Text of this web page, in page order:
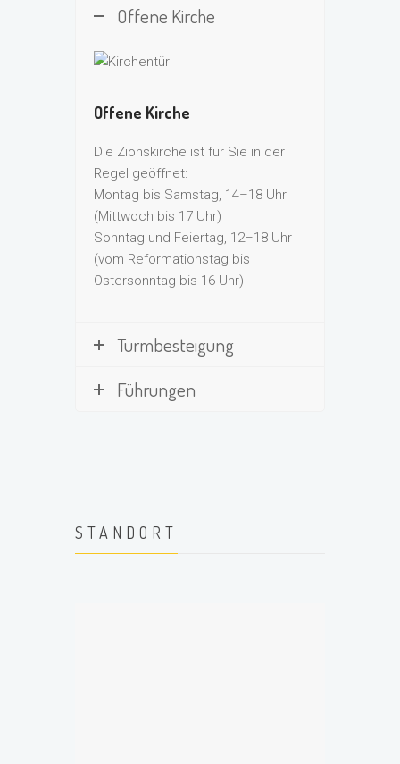
Offene Kirche
Offene Kirche
Die Zionskirche ist für Sie in der
Regel geöffnet:
Montag bis Samstag, 14–18 Uhr
(Mittwoch bis 17 Uhr)
Sonntag und Feiertag, 12–18 Uhr
(vom Reformationstag bis
Ostersonntag bis 16 Uhr)
Turmbesteigung
Führungen
STANDORT